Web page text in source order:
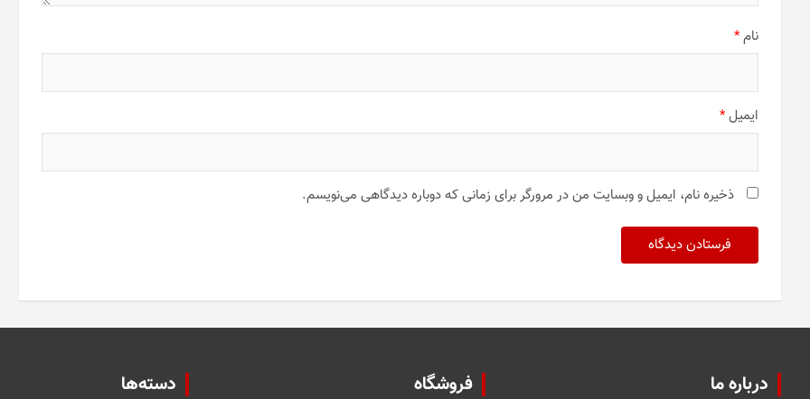
نام*
ایمیل*
ذخیره نام، ایمیل و وبسایت من در مرورگر برای زمانی که دوباره دیدگاهی می‌نویسم.
درباره ما فروشگاه دسته‌ها